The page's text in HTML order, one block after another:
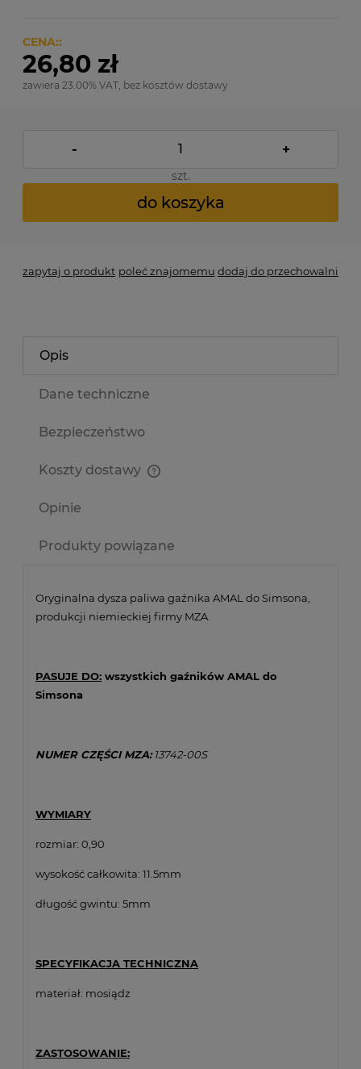
CENA::
26,80 zł
zawiera 23.00% VAT, bez kosztów dostawy
- +
szt.
do koszyka
zapytaj o produkt poleć znajomemu dodaj do przechowalni
Opis
Dane techniczne
Bezpieczeństwo
Koszty dostawy
Opinie
Produkty powiązane
Oryginalna dysza paliwa gaźnika AMAL do Simsona,
produkcji niemieckiej firmy MZA.
PASUJE DO: wszystkich gaźników AMAL do
Simsona
NUMER CZĘŚCI MZA:13742-00S
WYMIARY
rozmiar: 0,90
wysokość całkowita: 11.5mm
długość gwintu: 5mm
SPECYFIKACJA TECHNICZNA
materiał: mosiądz
ZASTOSOWANIE: